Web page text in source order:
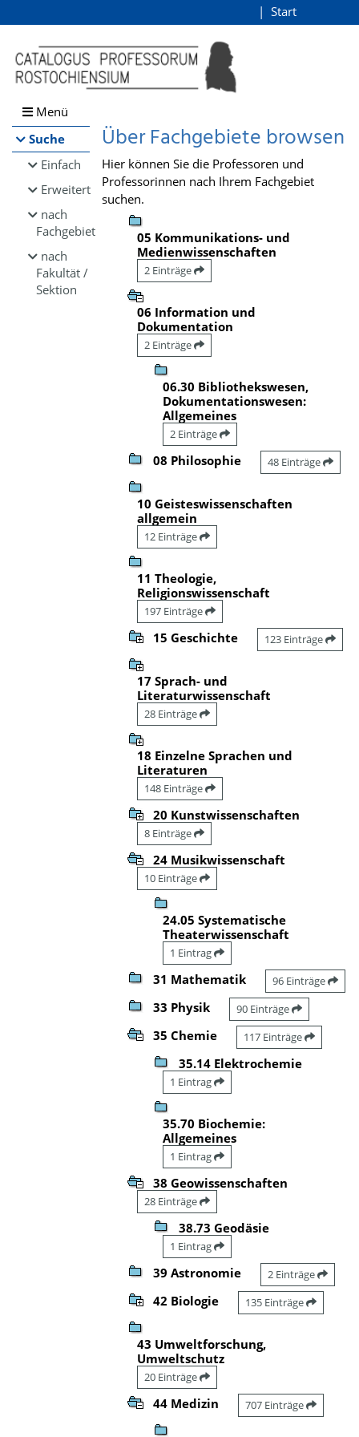
Browsen
direkt zum Inhalt
Start
Menü
Suche
Einfach
Erweitert
nach
Fachgebiet
nach
Fakultät /
Sektion
Über Fachgebiete browsen
Hier können Sie die Professoren und
Professorinnen nach Ihrem Fachgebiet
suchen.
05 Kommunikations- und
Medienwissenschaften
2 Einträge
06 Information und
Dokumentation
2 Einträge
06.30 Bibliothekswesen,
Dokumentationswesen:
Allgemeines
2 Einträge
08 Philosophie 48 Einträge
10 Geisteswissenschaften
allgemein
12 Einträge
11 Theologie,
Religionswissenschaft
197 Einträge
15 Geschichte 123 Einträge
17 Sprach- und
Literaturwissenschaft
28 Einträge
18 Einzelne Sprachen und
Literaturen
148 Einträge
20 Kunstwissenschaften
8 Einträge
24 Musikwissenschaft
10 Einträge
24.05 Systematische
Theaterwissenschaft
1 Eintrag
31 Mathematik 96 Einträge
33 Physik 90 Einträge
35 Chemie 117 Einträge
35.14 Elektrochemie
1 Eintrag
35.70 Biochemie:
Allgemeines
1 Eintrag
38 Geowissenschaften
28 Einträge
38.73 Geodäsie
1 Eintrag
39 Astronomie 2 Einträge
42 Biologie 135 Einträge
43 Umweltforschung,
Umweltschutz
20 Einträge
44 Medizin 707 Einträge